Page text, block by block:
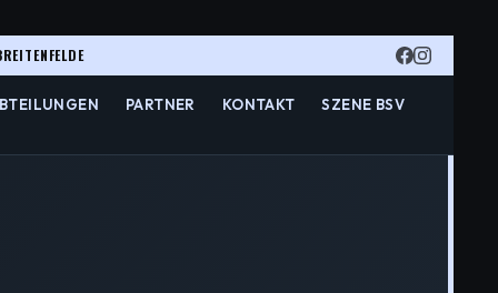
PARTNER KONTAKT SZENE BSV